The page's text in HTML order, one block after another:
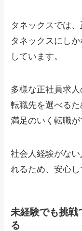
タネックスでは
タネックスにし
しています。
多様な正社員求
転職先を選べるた
満足のいく転職が
社会人経験がな
れるため、安心し
未経験でも挑戦
る